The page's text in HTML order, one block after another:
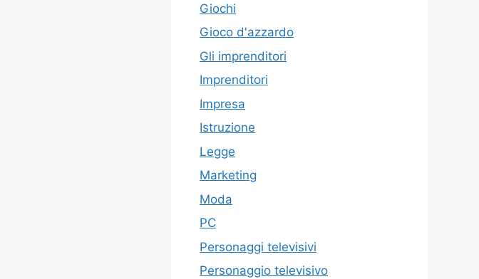
Giochi
Gioco d'azzardo
Gli imprenditori
Imprenditori
Impresa
Istruzione
Legge
Marketing
Moda
PC
Personaggi televisivi
Personaggio televisivo